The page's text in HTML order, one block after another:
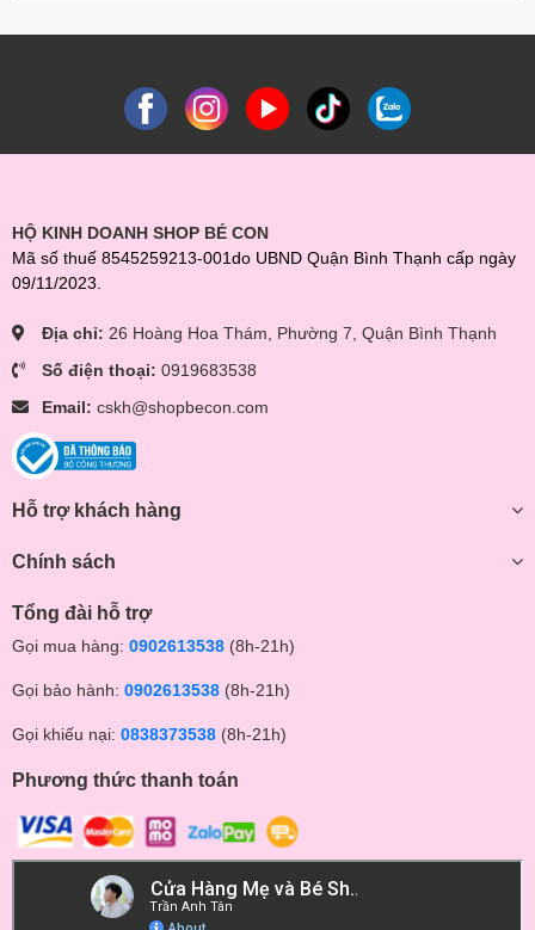
HỘ KINH DOANH SHOP BÉ CON
Mã số thuế 8545259213-001do UBND Quận Bình Thạnh cấp ngày
09/11/2023.
Địa chỉ: 26 Hoàng Hoa Thám, Phường 7, Quận Bình Thạnh
Số điện thoại: 0919683538
Email: cskh@shopbecon.com
Hỗ trợ khách hàng
Chính sách
Tổng đài hỗ trợ
Gọi mua hàng: 0902613538 (8h-21h)
Gọi bảo hành: 0902613538 (8h-21h)
Gọi khiếu nại: 0838373538 (8h-21h)
Phương thức thanh toán